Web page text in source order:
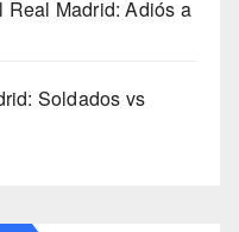
Real Madrid: Adiós a
Soldados vs